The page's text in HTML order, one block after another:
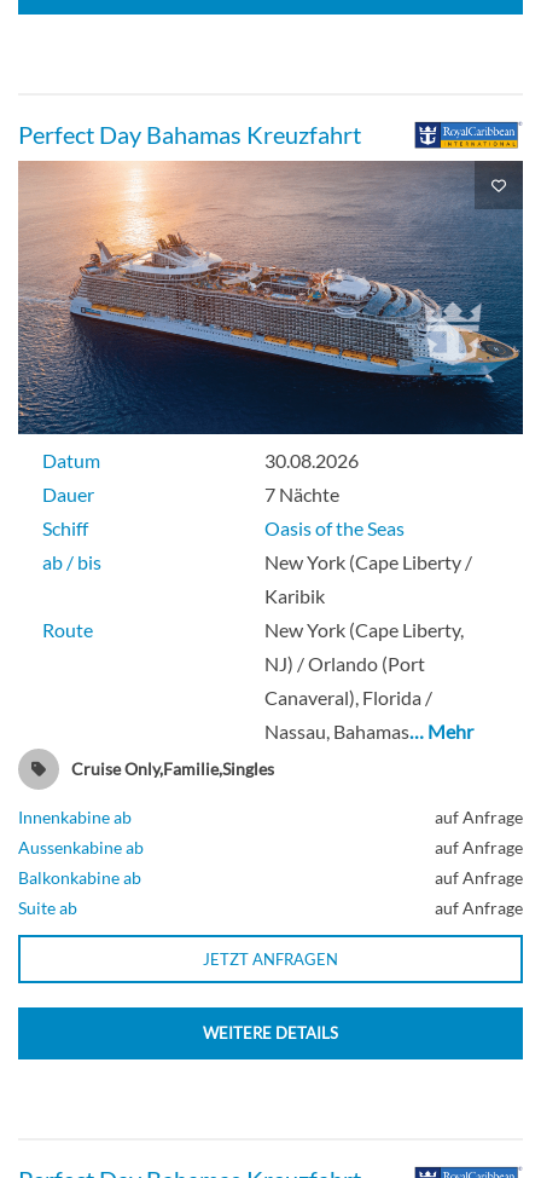
Balkonkabine
Balkonkabine mit Blick auf den Central
Park-[2J]
Deck 10
Balkonkabine
Kabine mit Meerblick-[2N]
Deck 9
Perfect Day Bahamas Kreuzfahrt
Datum
30.08.2026
Dauer
7 Nächte
Schiff
Oasis of the Seas
ab / bis
New York (Cape Liberty /
Karibik
Route
New York (Cape Liberty,
NJ) / Orlando (Port
Canaveral), Florida /
Nassau, Bahamas… Mehr
Cruise Only,Familie,Singles
Innenkabine ab
auf Anfrage
Aussenkabine ab
auf Anfrage
Balkonkabine ab
auf Anfrage
Suite ab
auf Anfrage
JETZT ANFRAGEN
WEITERE DETAILS